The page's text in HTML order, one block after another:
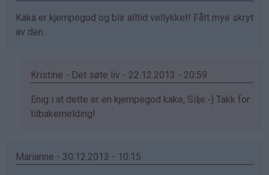
Kaka er kjempegod og blir alltid vellykket! Fått mye skryt
av den.
Kristine - Det søte liv - 22.12.2013 - 20:59
Som
svar
Silje
Enig i at dette er en kjempegod kake, Silje:-) Takk for
tilbakemelding!
Marianne - 30.12.2013 - 10:15